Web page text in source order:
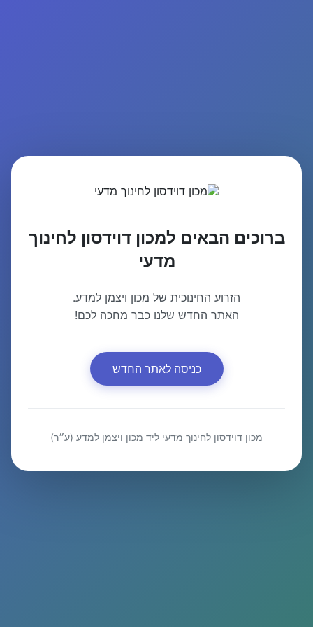
ברוכים הבאים למכון דוידסון לחינוך
מדעי
הזרוע החינוכית של מכון ויצמן למדע.
האתר החדש שלנו כבר מחכה לכם!
כניסה לאתר החדש
מכון דוידסון לחינוך מדעי ליד מכון ויצמן למדע (ע״ר)